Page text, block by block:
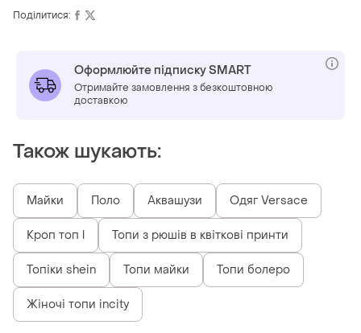
Поділитися:
Оформлюйте підписку SMART
Отримайте замовлення з безкоштовною
доставкою
Також шукають:
Майки Поло Аквашузи Одяг Versace
Кроп топ l Топи з рюшів в квіткові принти
Топіки shein Топи майки Топи болеро
Жіночі топи incity